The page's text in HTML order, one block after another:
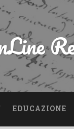
EDUCAZIONE